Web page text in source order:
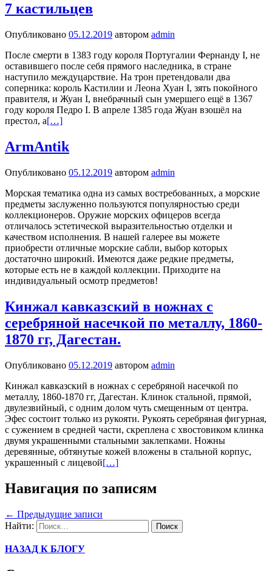
7 кастильцев
Опубликовано 05.12.2019 автором admin
После смерти в 1383 году короля Португалии Фернанду I, не
оставившего после себя прямого наследника, в стране
наступило междуцарствие. На трон претендовали два
соперника: король Кастилии и Леона Хуан I, зять покойного
правителя, и Жуан I, внебрачный сын умершего ещё в 1367
году короля Педро I. В апреле 1385 года Жуан взошёл на
престол, а[…]
ArmAntik
Опубликовано 05.12.2019 автором admin
Морская тематика одна из самых востребованных, а морские
предметы заслуженно пользуются популярностью среди
коллекционеров. Оружие морских офицеров всегда
отличалось эстетической выразительностью отделки и
качеством исполнения. В нашей галерее вы можете
приобрести отличные морские сабли, выбор которых
достаточно широкий. Имеются даже редкие предметы,
которые есть не в каждой коллекции. Приходите на
индивидуальный осмотр предметов!
Кинжал кавказский в ножнах с
серебряной насечкой по металлу, 1860-
1870 гг, Дагестан.
Опубликовано 05.12.2019 автором admin
Кинжал кавказский в ножнах с серебряной насечкой по
металлу, 1860-1870 гг, Дагестан. Клинок стальной, прямой,
двулезвийный, с одним долом чуть смещенным от центра.
Эфес состоит только из рукояти. Рукоять серебряная фигурная,
с сужением в средней части, скреплена с хвостовиком клинка
двумя украшенными стальными заклепками. Ножны
деревянные, обтянутые кожей вложены в стальной корпус,
украшенный с лицевой[…]
Навигация по записям
← Предыдущие записи
Найти:
НАЗАД К БЛОГУ